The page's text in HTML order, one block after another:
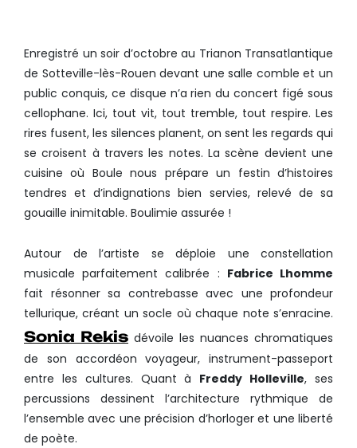
Enregistré un soir d’octobre au Trianon Transatlantique
de Sotteville-lès-Rouen devant une salle comble et un
public conquis, ce disque n’a rien du concert figé sous
cellophane. Ici, tout vit, tout tremble, tout respire. Les
rires fusent, les silences planent, on sent les regards qui
se croisent à travers les notes. La scène devient une
cuisine où Boule nous prépare un festin d’histoires
tendres et d’indignations bien servies, relevé de sa
gouaille inimitable. Boulimie assurée !
Autour de l’artiste se déploie une constellation
musicale parfaitement calibrée : Fabrice Lhomme
fait résonner sa contrebasse avec une profondeur
tellurique, créant un socle où chaque note s’enracine.
Sonia Rekis dévoile les nuances chromatiques
de son accordéon voyageur, instrument-passeport
entre les cultures. Quant à Freddy Holleville, ses
percussions dessinent l’architecture rythmique de
l’ensemble avec une précision d’horloger et une liberté
de poète.